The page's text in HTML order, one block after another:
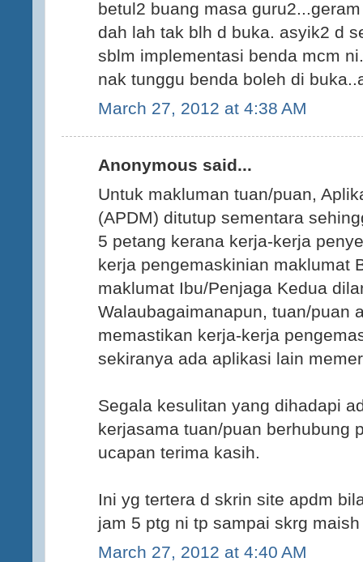
betul2 buang masa
dah lah tak blh d buka. asyik2 d
sblm implementasi benda mcm
nak tunggu benda boleh di
March 27, 2012 at 4:38 AM
Anonymous said...
Untuk makluman tuan/puan,
(APDM) ditutup sementara
5 petang kerana kerja-kerja
kerja pengemaskinian maklumat
maklumat Ibu/Penjaga Kedua
Walaubagaimanapun, tuan/puan
memastikan kerja-kerja
sekiranya ada aplikasi lain
Segala kesulitan yang dihadapi
kerjasama tuan/puan berhubung
ucapan terima kasih.
Ini yg tertera d skrin site apdm
jam 5 ptg ni tp sampai skrg
March 27, 2012 at 4:40 AM